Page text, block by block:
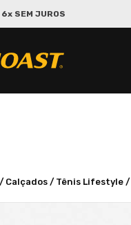
6x SEM JUROS
Calçados Tênis Lifestyle